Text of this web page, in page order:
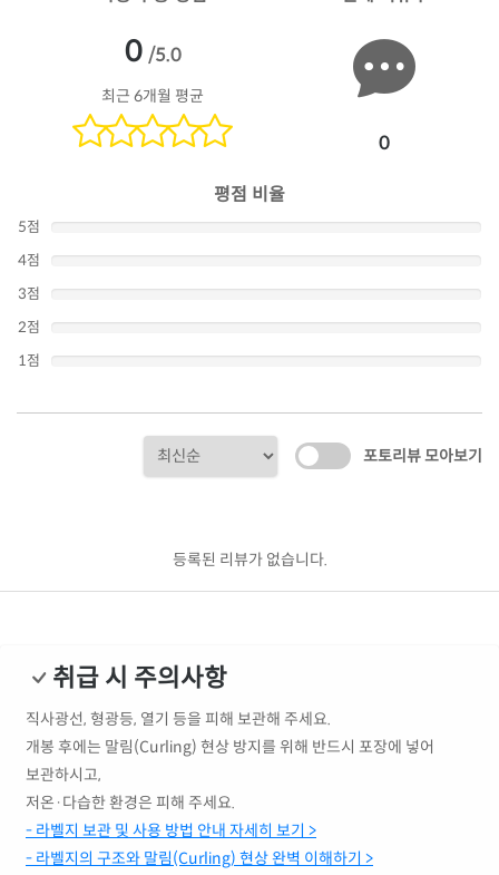
0 /5.0
최근 6개월 평균
0
평점 비율
5점
4점
3점
2점
1점
포토리뷰 모아보기
등록된 리뷰가 없습니다.
취급 시 주의사항
직사광선, 형광등, 열기 등을 피해 보관해 주세요.
개봉 후에는 말림(Curling) 현상 방지를 위해 반드시 포장에 넣어
보관하시고,
저온·다습한 환경은 피해 주세요.
- 라벨지 보관 및 사용 방법 안내 자세히 보기 >
- 라벨지의 구조와 말림(Curling) 현상 완벽 이해하기 >